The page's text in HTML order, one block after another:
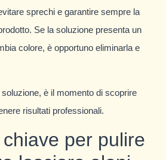
sprechi e garantire sempre la
Se la soluzione presenta un
colore, è opportuno eliminarla e
è il momento di scoprire
risultati professionali.
per pulire